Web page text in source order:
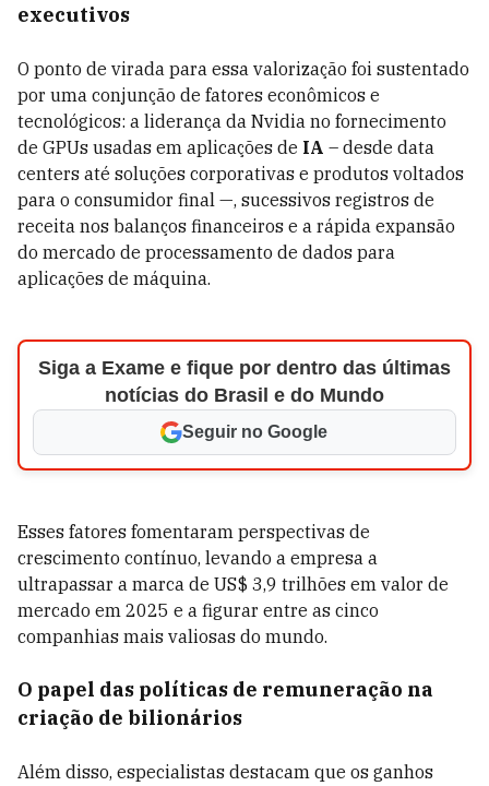
executivos
O ponto de virada para essa valorização foi sustentado
por uma conjunção de fatores econômicos e
tecnológicos: a liderança da Nvidia no fornecimento
de GPUs usadas em aplicações de IA – desde data
centers até soluções corporativas e produtos voltados
para o consumidor final —, sucessivos registros de
receita nos balanços financeiros e a rápida expansão
do mercado de processamento de dados para
aplicações de máquina.
Siga a Exame e fique por dentro das últimas
notícias do Brasil e do Mundo
Seguir no Google
Esses fatores fomentaram perspectivas de
crescimento contínuo, levando a empresa a
ultrapassar a marca de US$ 3,9 trilhões em valor de
mercado em 2025 e a figurar entre as cinco
companhias mais valiosas do mundo.
O papel das políticas de remuneração na
criação de bilionários
Além disso, especialistas destacam que os ganhos